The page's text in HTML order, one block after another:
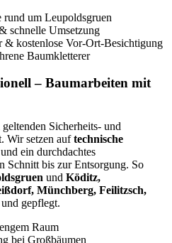
rund um Leupoldsgruen
schnelle Umsetzung
& kostenlose Vor-Ort-Besichtigung
Baumkletterer
– Baumarbeiten mit
Sicherheits- und
Wir setzen auftechnische
ein durchdachtes
Schnitt bis zur Entsorgung. So
und Köditz,
Münchberg, Feilitzsch,
gepflegt.
Raum
bei Großbäumen